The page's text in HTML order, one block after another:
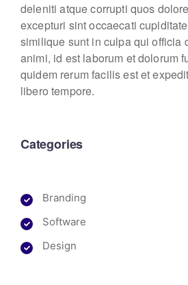
deleniti atque corrupti quos
excepturi sint occaecati
similique sunt in culpa qui officia
animi, id est laborum et dolorum
quidem rerum facilis est et
libero tempore.
Categories
Branding
Software
Design